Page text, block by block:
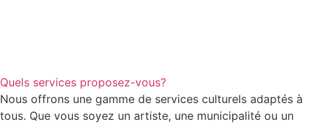
Quels services proposez-vous?
Nous offrons une gamme de services culturels adaptés à
tous. Que vous soyez un artiste, une municipalité ou un